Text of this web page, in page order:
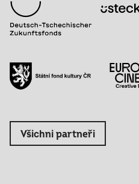
Všichni partneři